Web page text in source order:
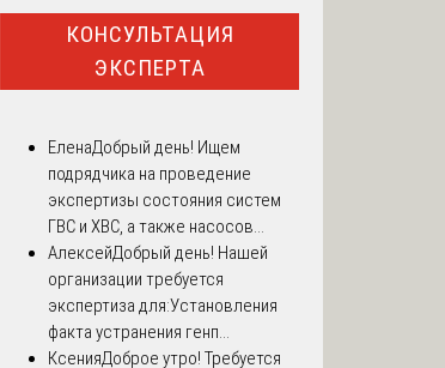
КОНСУЛЬТАЦИЯ
ЭКСПЕРТА
ЕленаДобрый день! Ищем
подрядчика на проведение
экспертизы состояния систем
ГВС и ХВС, а также насосов...
АлексейДобрый день! Нашей
организации требуется
экспертиза для:Установления
факта устранения генп...
КсенияДоброе утро! Требуется